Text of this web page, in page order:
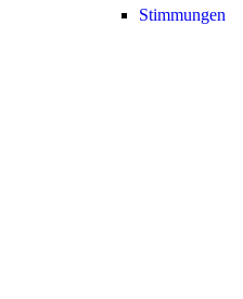
Stimmungen